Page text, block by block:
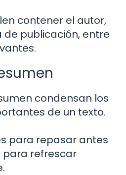
contener el autor,
de publicación, entre
condensan los
de un texto.
para repasar antes
para refrescar